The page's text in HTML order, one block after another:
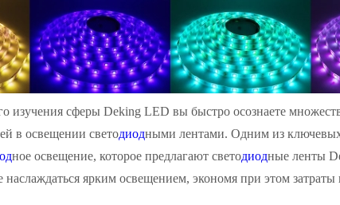
изучения сферы Deking LED вы быстро осознаете
в освещении светодиодными лентами. Одним из
ное освещение, которое предлагают светодиодные ленты
ярким освещением, экономя при этом